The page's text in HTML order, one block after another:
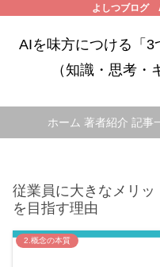
よしつブログ
AIを味方につける「3
（知識・思考・
ホーム 著者紹介 記事
従業員に大きなメリッ
を目指す理由
2.概念の本質